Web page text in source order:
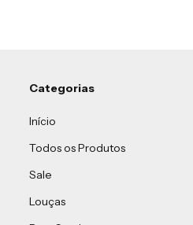
Categorias
Início
Todos os Produtos
Sale
Louças